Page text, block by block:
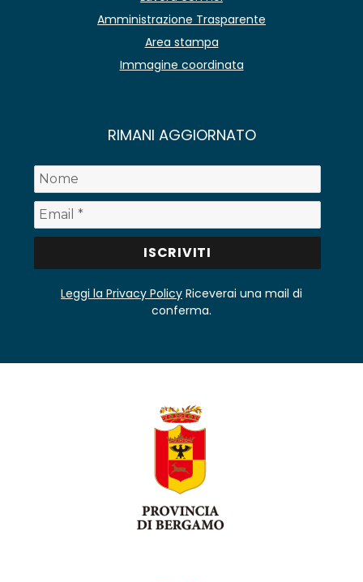
Amministrazione Trasparente
Area stampa
Immagine coordinata
RIMANI AGGIORNATO
Leggi la Privacy Policy Riceverai una mail di
conferma.